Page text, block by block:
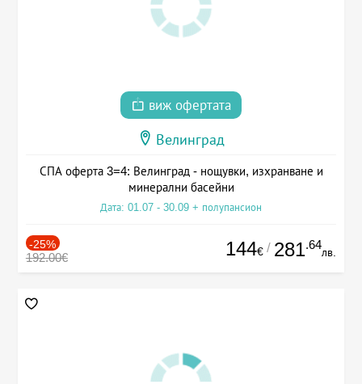
виж офертата
Велинград
СПА оферта 3=4: Велинград - нощувки, изхранване и
минерални басейни
Дата: 01.07 - 30.09 + полупансион
-25%
192.00€ 144€ / 281.64
лв.